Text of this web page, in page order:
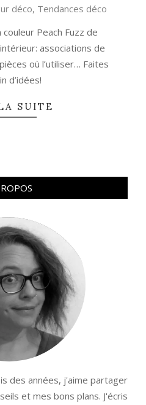
déco, Tendances déco
Peach Fuzz de
associations de
où l’utiliser… Faites
d’idées!
SUITE
des années, j'aime partager
et mes bons plans. J'écris